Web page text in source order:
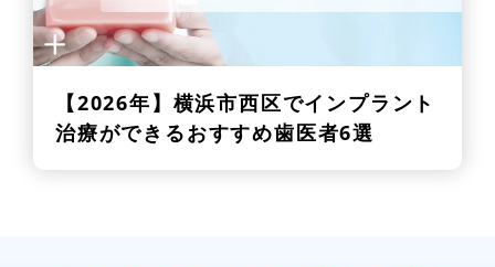
【2026年】 横浜市西区でインプラント
治療ができるおすすめ歯医者6選